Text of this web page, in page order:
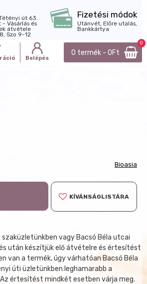
út 63.
- Vásárlás és
átvétele
Szo 9-12
Fizetési módok
Utánvét, Előre utalás,
Bankkártya
Belépés
0 termék - 0Ft
0
Bioasia
KÍVÁNSÁGLISTÁRA
vagy Bacsó Béla utcai
után készítjük elő átvételre és értesítést
van a termék, úgy várhatóan Bacsó Béla
úti üzletünkben leghamarabb a
értesítést mindkét esetben várja meg.